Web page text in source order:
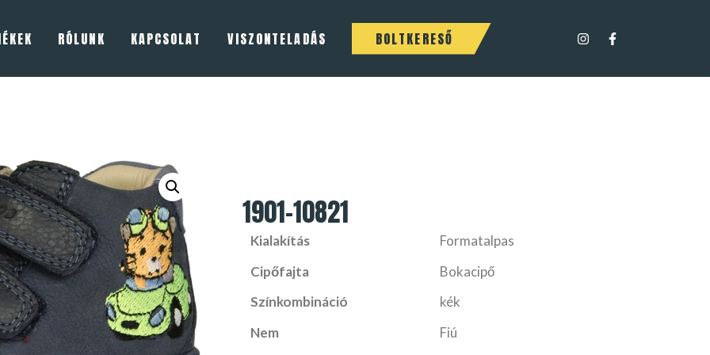
RÓLUNK KAPCSOLAT VISZONTELADÁS BOLTKERESŐ
1901-10821
Kialakítás
Formatalpas
Cipőfajta
Bokacipő
Színkombináció
kék
Nem
Fiú